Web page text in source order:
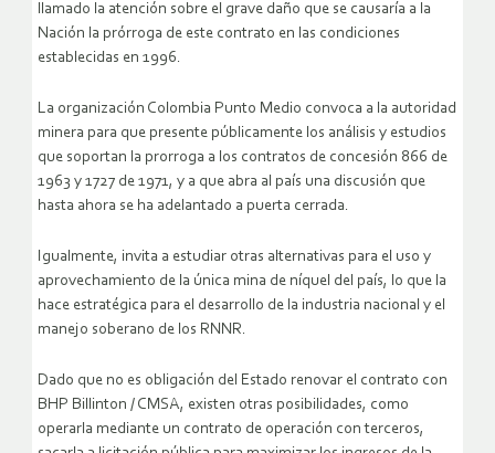
llamado la atención sobre el grave daño que se causaría a la
Nación la prórroga de este contrato en las condiciones
establecidas en 1996.
La organización Colombia Punto Medio convoca a la autoridad
minera para que presente públicamente los análisis y estudios
que soportan la prorroga a los contratos de concesión 866 de
1963 y 1727 de 1971, y a que abra al país una discusión que
hasta ahora se ha adelantado a puerta cerrada.
Igualmente, invita a estudiar otras alternativas para el uso y
aprovechamiento de la única mina de níquel del país, lo que la
hace estratégica para el desarrollo de la industria nacional y el
manejo soberano de los RNNR.
Dado que no es obligación del Estado renovar el contrato con
BHP Billinton / CMSA, existen otras posibilidades, como
operarla mediante un contrato de operación con terceros,